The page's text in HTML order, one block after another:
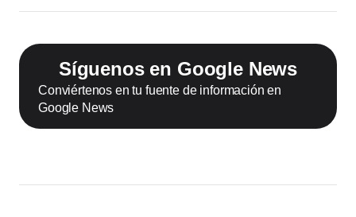
Síguenos en Google News
Conviértenos en tu fuente de información en
Google News